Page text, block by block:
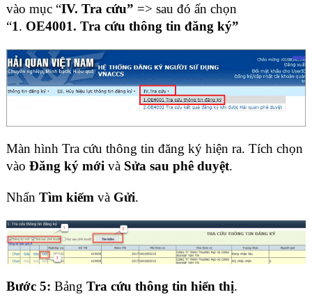
vào mục “IV. Tra cứu” => sau đó ấn chọn
“1. OE4001. Tra cứu thông tin đăng ký”
Màn hình Tra cứu thông tin đăng ký hiện ra. Tích chọn
vào Đăng ký mớivà Sửa sau phê duyệt.
Nhấn Tìm kiếmvà Gửi.
Bước 5: Bảng Tra cứu thông tin hiển thị.